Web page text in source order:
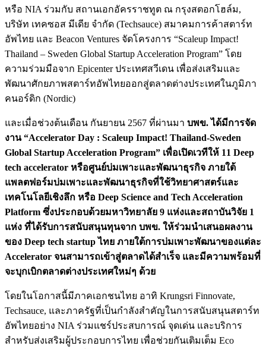
หรือ NIA ร่วมกับ สถานเอกอัครราชทูต ณ กรุงสตอกโฮล์ม,
บริษัท เทคซอส มีเดีย จำกัด (Techsauce) สมาคมการค้าสตาร์ท
อัพไทย และ Beacon Ventures จัดโครงการ “Scaleup Impact!
Thailand – Sweden Global Startup Acceleration Program” โดย
ความร่วมมือจาก Epicenter ประเทศสวีเดน เพื่อส่งเสริมและ
พัฒนาศักยภาพสตาร์ทอัพไทยออกสู่ตลาดต่างประเทศในภูมิภา
คนอร์ดิก (Nordic)
และเมื่อช่วงต้นเดือน กันยายน 2567 ที่ผ่านมา บพข. ได้มีการจัด
งาน “Accelerator Day : Scaleup Impact! Thailand-Sweden
Global Startup Acceleration Program” เพื่อเปิดเวทีให้ 11 Deep
tech accelerator หรือศูนย์บ่มเพาะและพัฒนาธุรกิจ ภายใต้
แพลตฟอร์มบ่มเพาะและพัฒนาธุรกิจที่ใช้วิทยาศาสตร์และ
เทคโนโลยีเชิงลึก หรือ Deep Science and Tech Acceleration
Platform ซึ่งประกอบด้วยมหาวิทยาลัย 9 แห่งและสถาบันวิจัย 1
แห่ง ที่ได้รับการสนับสนุนทุนจาก บพข. ให้ร่วมนำเสนอผลงาน
ของ Deep tech startup ไทย ภายใต้การบ่มเพาะพัฒนาของแต่ละ
Accelerator จนสามารถเข้าสู่ตลาดได้สำเร็จ และมีความพร้อมที่
จะบุกเบิกตลาดต่างประเทศใหม่ๆ ด้วย
โดยในโอกาสนี้มีภาคเอกชนไทย อาทิ Krungsri Finnovate,
Techsauce, และภาครัฐที่เป็นกำลังสำคัญในการสนับสนุนสตาร์ท
อัพไทยอย่าง NIA ร่วมแชร์ประสบการณ์ จุดเด่น และบริการ
สำหรับส่งเสริมผู้ประกอบการไทย เพื่อช่วยกันเติมเต็ม Eco